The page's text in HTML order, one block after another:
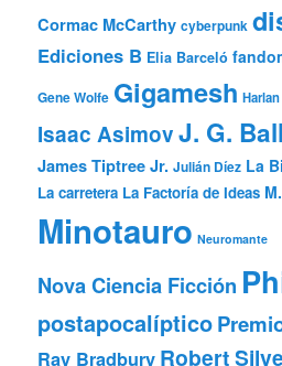
Cormac McCarthy cyberpunk
Ediciones B Elia Barceló
Gene Wolfe Gigamesh
Isaac AsimovJ. G.
James Tiptree Jr. Julián Díez La
La carretera La Factoría de Ideas
Minotauro Neuromante
Nova Ciencia Ficción
postapocalíptico
Ray Bradbury Robert